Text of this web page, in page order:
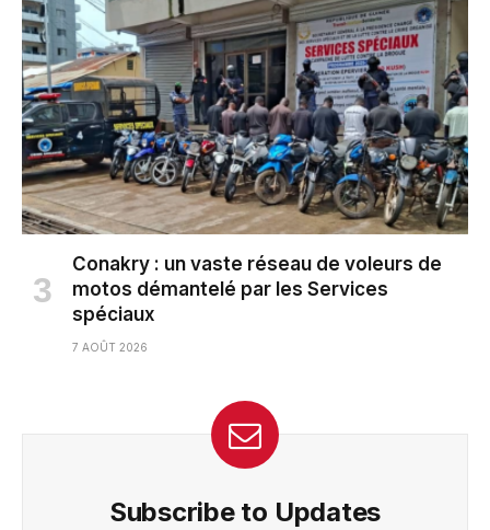
Conakry : un vaste réseau de voleurs de
motos démantelé par les Services
spéciaux
7 AOÛT 2026
Subscribe to Updates